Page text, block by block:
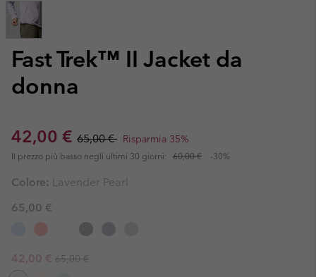
Fast Trek™ II Jacket da
donna
Sale price:
42,00 € Regular price:
65,00 € Risparmia 35%
Il prezzo più basso negli ultimi 30 giorni: 60,00 € -30%
Colore: Lavender Pearl
65,00 €
Sale price:
42,00 € Regular price:
65,00 €